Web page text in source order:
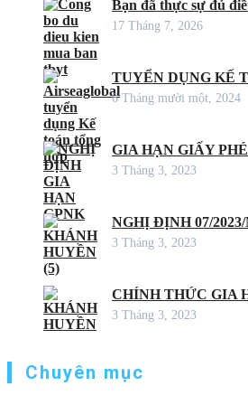
Bạn đã thực sự đủ
17 Tháng 7, 2026
TUYỂN DỤNG KẾ
6 Tháng mười một, 2024
GIA HẠN GIẤY
3 Tháng 3, 2023
NGHỊ ĐỊNH 07/
3 Tháng 3, 2023
CHÍNH THỨC GIA
3 Tháng 3, 2023
Chuyên mục